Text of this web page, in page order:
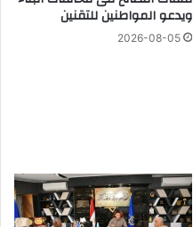
ويدعو المواطنين للتقنين
2026-08-05